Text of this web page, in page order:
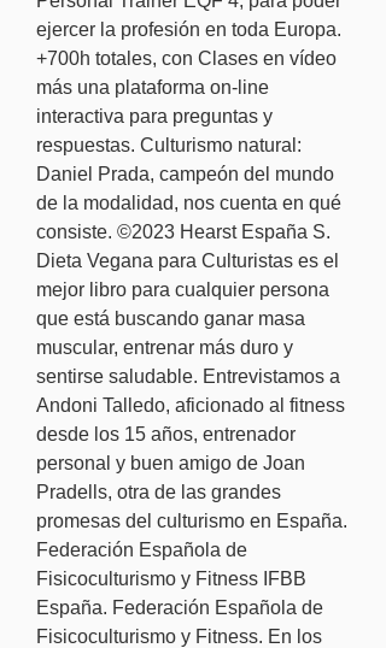
ejercer la profesión en toda Europa.
+700h totales, con Clases en vídeo
más una plataforma on-line
interactiva para preguntas y
respuestas. Culturismo natural:
Daniel Prada, campeón del mundo
de la modalidad, nos cuenta en qué
consiste. ©2023 Hearst España S.
Dieta Vegana para Culturistas es el
mejor libro para cualquier persona
que está buscando ganar masa
muscular, entrenar más duro y
sentirse saludable. Entrevistamos a
Andoni Talledo, aficionado al fitness
desde los 15 años, entrenador
personal y buen amigo de Joan
Pradells, otra de las grandes
promesas del culturismo en España.
Federación Española de
Fisicoculturismo y Fitness IFBB
España. Federación Española de
Fisicoculturismo y Fitness. En los